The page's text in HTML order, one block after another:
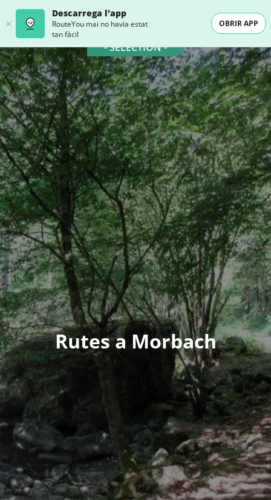
Descarrega l'app
RouteYou mai no havia estat
tan fàcil
OBRIR APP
- SELECTION -
Rutes a Morbach